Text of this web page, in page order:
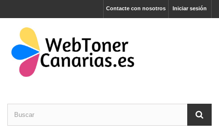
Iniciar sesión
Contacte con nosotros